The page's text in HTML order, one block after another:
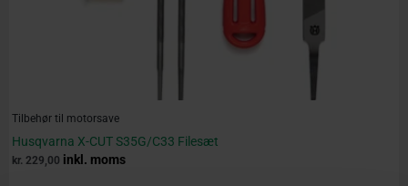
Tilbehør til motorsave
Husqvarna X-CUT S35G/C33 Filesæt
kr. 229,00 inkl. moms